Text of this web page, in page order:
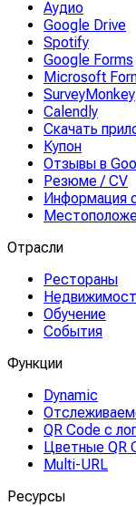
Аудио
Google Drive
Spotify
Google Forms
Microsoft
SurveyMonkey
Calendly
Скачать
Купон
Отзывы в
Резюме / CV
Информация
Отрасли
Рестораны
Обучение
События
Функции
Dynamic
QR Code с
Цветные QR
Multi-URL
Ресурсы